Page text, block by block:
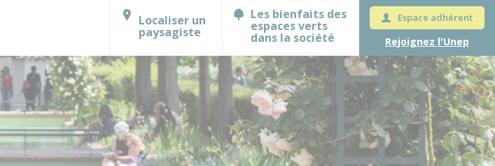
Localiser un
paysagiste
Les bienfaits des
espaces verts
dans la société
Espace adhérent
Rejoignez l'Unep